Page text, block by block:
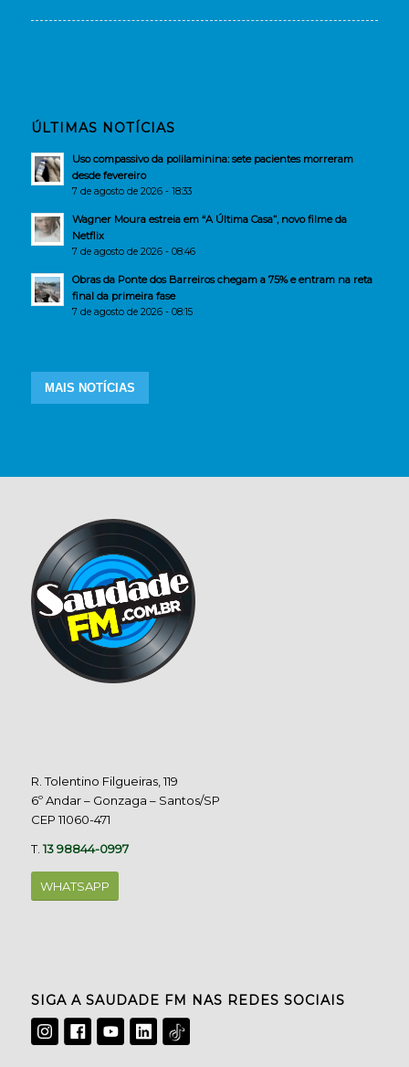
ÚLTIMAS NOTÍCIAS
Uso compassivo da polilaminina: sete pacientes morreram
desde fevereiro
7 de agosto de 2026 - 18:33
Wagner Moura estreia em “A Última Casa”, novo filme da
Netflix
7 de agosto de 2026 - 08:46
Obras da Ponte dos Barreiros chegam a 75% e entram na reta
final da primeira fase
7 de agosto de 2026 - 08:15
MAIS NOTÍCIAS
R. Tolentino Filgueiras, 119
6º Andar – Gonzaga – Santos/SP
CEP 11060-471
T.13 98844-0997
WHATSAPP
SIGA A SAUDADE FM NAS REDES SOCIAIS